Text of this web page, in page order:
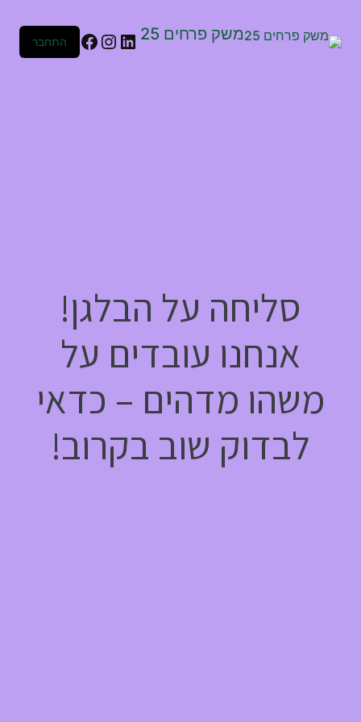
משק פרחים 25 התחבר
סליחה על הבלגן!
אנחנו עובדים על
משהו מדהים – כדאי
לבדוק שוב בקרוב!